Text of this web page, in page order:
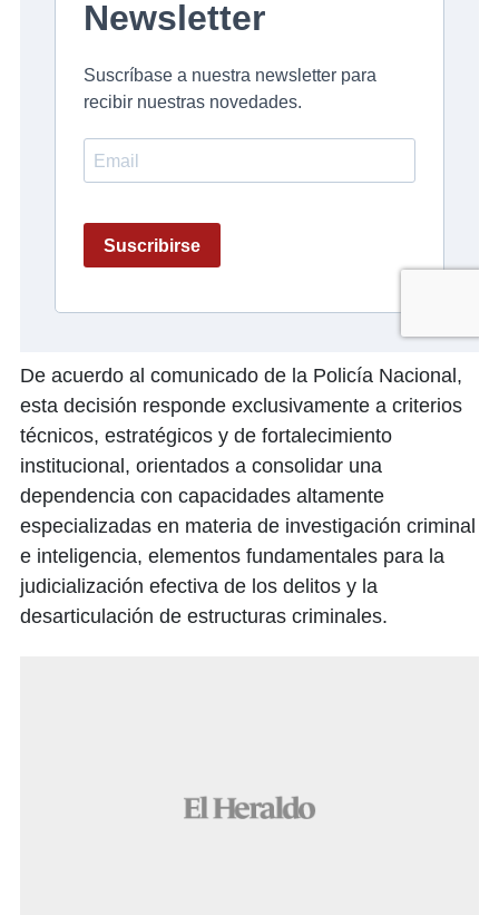
De acuerdo al comunicado de la Policía Nacional,
esta decisión responde exclusivamente a criterios
técnicos, estratégicos y de fortalecimiento
institucional, orientados a consolidar una
dependencia con capacidades altamente
especializadas en materia de investigación criminal
e inteligencia, elementos fundamentales para la
judicialización efectiva de los delitos y la
desarticulación de estructuras criminales.